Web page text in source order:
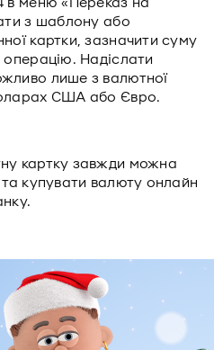
з шаблону або
картки, зазначити суму
операцію. Надіслати
лише з валютної
США або Євро.
картку завжди можна
купувати валюту онлайн